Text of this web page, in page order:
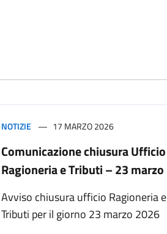
NOTIZIE 17 MARZO 2026
Comunicazione chiusura Ufficio
Ragioneria e Tributi – 23 marzo
Avviso chiusura ufficio Ragioneria e
Tributi per il giorno 23 marzo 2026